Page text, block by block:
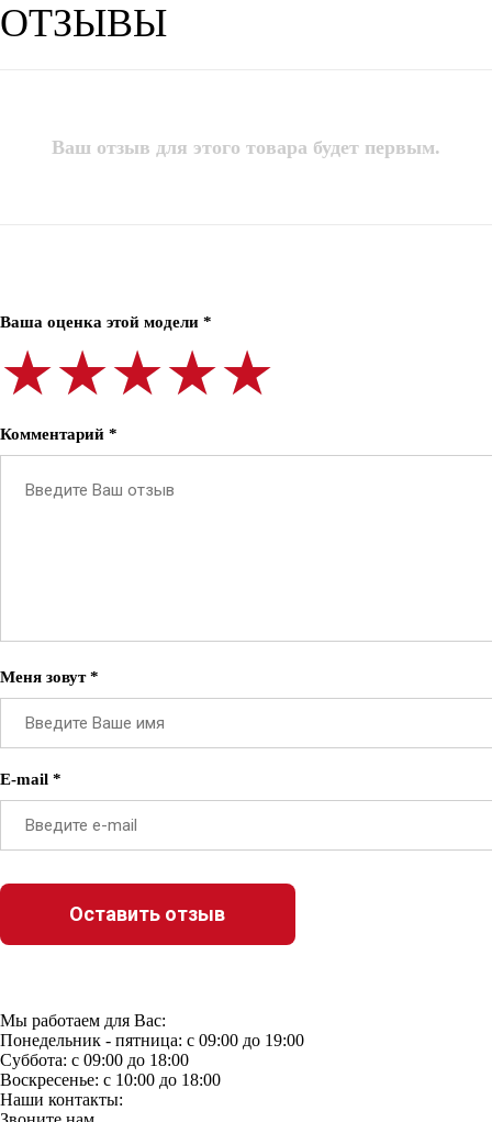
ОТЗЫВЫ
Ваш отзыв для этого товара будет первым.
Ваша оценка этой модели *
★★★★★
★★★★★
★★★★★
Комментарий *
Меня зовут *
E-mail *
Мы работаем для Вас:
Понедельник - пятница: с 09:00 до 19:00
Суббота: с 09:00 до 18:00
Воскресенье: с 10:00 до 18:00
Наши контакты: